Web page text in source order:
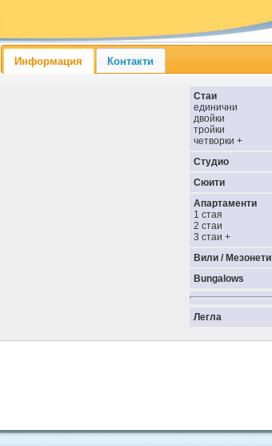
Информация Контакти
Стаи
единични
двойки
тройки
четворки +
Студио
Сюити
Апартаменти
1 стая
2 стаи
3 стаи +
Вили / Мезонети
Bungalows
Легла